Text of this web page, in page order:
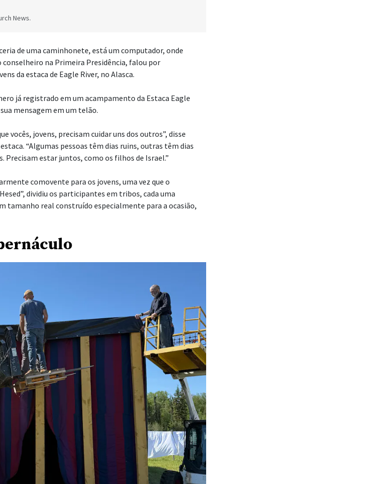
News.
de uma caminhonete, está um computador, onde
na Primeira Presidência, falou por
da estaca de Eagle River, no Alasca.
já registrado em um acampamento da Estaca Eagle
mensagem em um telão.
vocês, jovens, precisam cuidar uns dos outros”, disse
“Algumas pessoas têm dias ruins, outras têm dias
Precisam estar juntos, como os filhos de Israel.”
comovente para os jovens, uma vez que o
dividiu os participantes em tribos, cada uma
tamanho real construído especialmente para a ocasião,